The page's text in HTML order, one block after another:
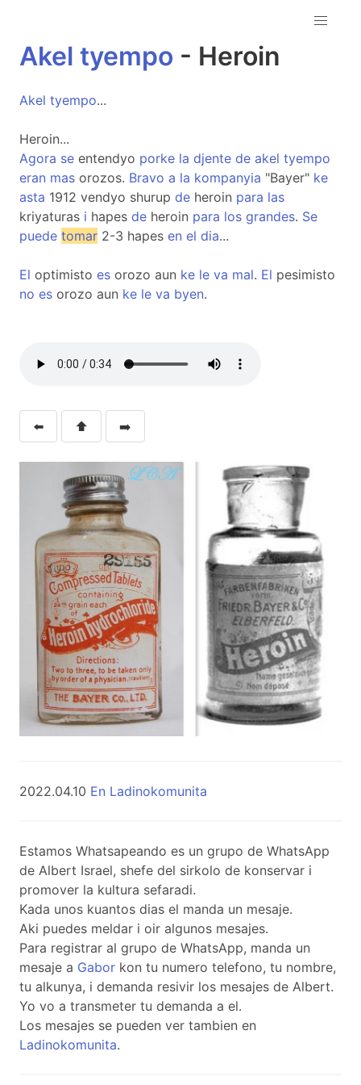
Akel tyempo - Heroin
Akel tyempo...
Heroin...
Agora se entendyo porke la djente de akel tyempo
eran mas orozos. Bravo a la kompanyia "Bayer" ke
asta 1912 vendyo shurup de heroin para las
kriyaturas i hapes de heroin para los grandes. Se
puede tomar 2-3 hapes en el dia...
El optimisto es orozo aun ke le va mal. El pesimisto
no es orozo aun ke le va byen.
⬅️ ⬆️ ➡️
2022.04.10 En Ladinokomunita
Estamos Whatsapeando es un grupo de WhatsApp
de Albert Israel, shefe del sirkolo de konservar i
promover la kultura sefaradi.
Kada unos kuantos dias el manda un mesaje.
Aki puedes meldar i oir algunos mesajes.
Para registrar al grupo de WhatsApp, manda un
mesaje a Gabor kon tu numero telefono, tu nombre,
tu alkunya, i demanda resivir los mesajes de Albert.
Yo vo a transmeter tu demanda a el.
Los mesajes se pueden ver tambien en
Ladinokomunita.